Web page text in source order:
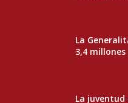
La
3,4 millones
La juventud